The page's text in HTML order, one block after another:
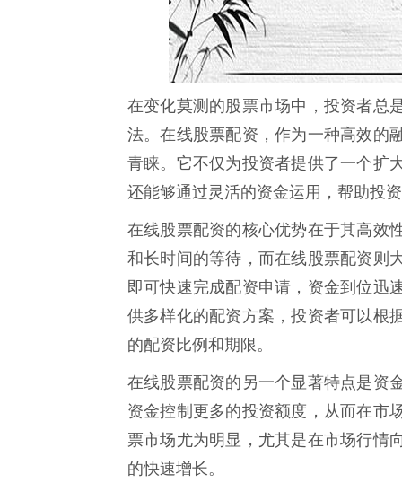
在变化莫测的股票市场中，投资者总
法。在线股票配资，作为一种高效的
青睐。它不仅为投资者提供了一个扩
还能够通过灵活的资金运用，帮助投
在线股票配资的核心优势在于其高效
和长时间的等待，而在线股票配资则
即可快速完成配资申请，资金到位迅
供多样化的配资方案，投资者可以根
的配资比例和期限。
在线股票配资的另一个显著特点是资
资金控制更多的投资额度，从而在市
票市场尤为明显，尤其是在市场行情
的快速增长。